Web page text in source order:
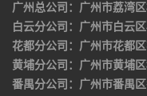
广州总公司：广州市荔湾
白云分公司：广州市白云
花都分公司：广州市花都
黄埔分公司：广州市黄埔
番禺分公司：广州市番禺